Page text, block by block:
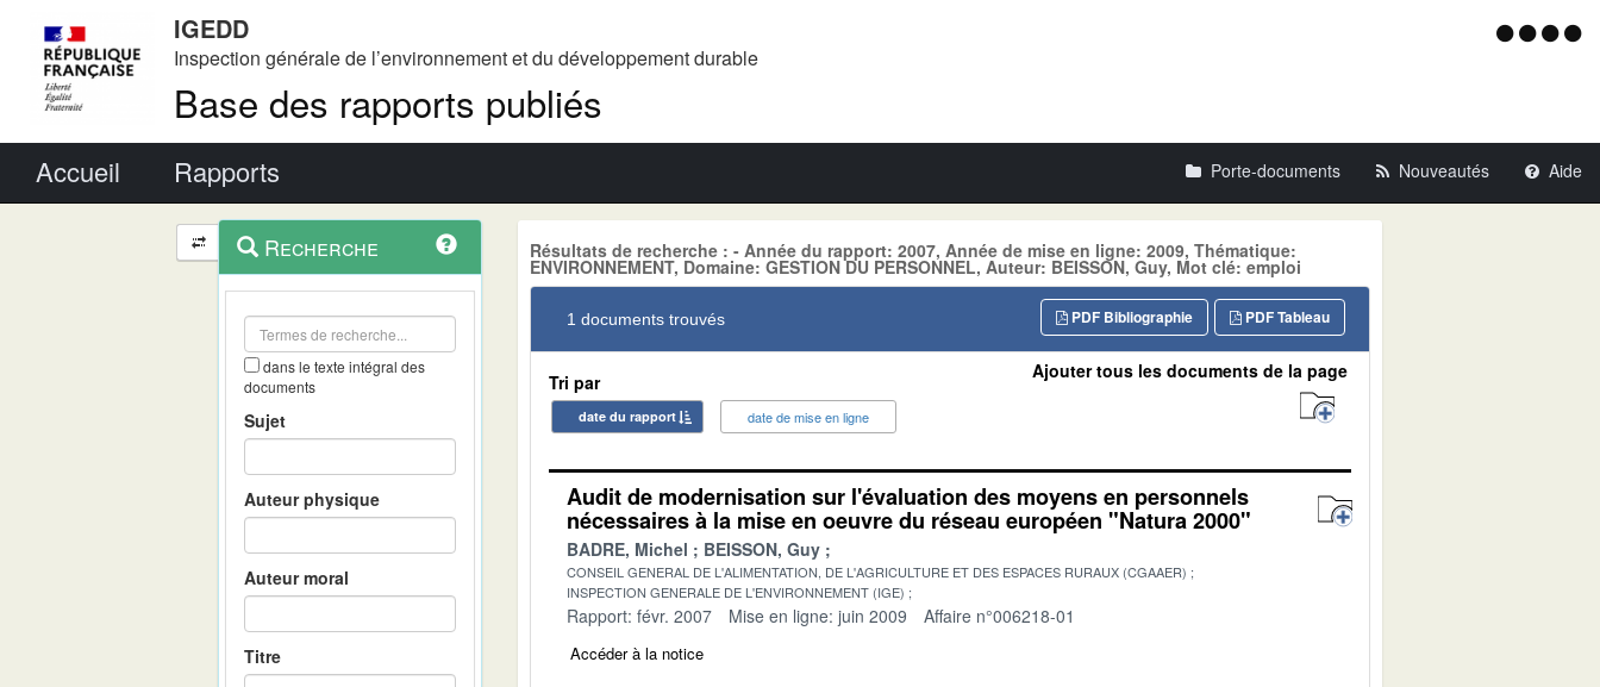
IGEDD
Inspection générale de l’environnement et du développement durable
Base des rapports publiés
Menu
Accueil Rapports Porte-documents Nouveautés Aide
Navigation
et
outils
contextuel
Recherche
dans le texte intégral des
documents
Sujet
Auteur physique
Auteur moral
Titre
Résultats de recherche : - Année du rapport: 2007, Année de mise en ligne: 2009, Thématique:
ENVIRONNEMENT, Domaine: GESTION DU PERSONNEL, Auteur: BEISSON, Guy, Mot clé: emploi
1 documents trouvés PDF Tableau
PDF Bibliographie
Tri par
date du rapport date de mise en ligne
Ajouter tous les documents de la page
Audit de modernisation sur l'évaluation des moyens en personnels
nécessaires à la mise en oeuvre du réseau européen "Natura 2000"
BADRE, Michel BEISSON, Guy
CONSEIL GENERAL DE L'ALIMENTATION, DE L'AGRICULTURE ET DES ESPACES RURAUX (CGAAER)
INSPECTION GENERALE DE L'ENVIRONNEMENT (IGE)
Rapport: févr. 2007 Mise en ligne: juin 2009 Affaire n°006218-01
Accéder à la notice